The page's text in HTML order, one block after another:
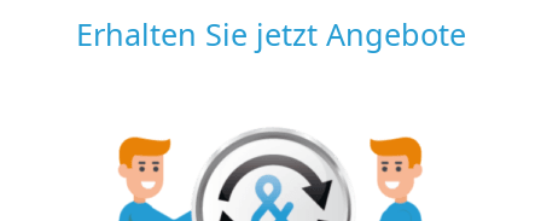
Erhalten Sie jetzt Angebote